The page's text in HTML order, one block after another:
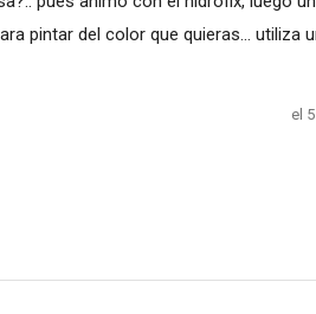
pintar del color que quieras... utiliza
el